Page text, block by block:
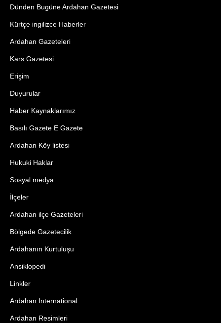
Dünden Bugüne Ardahan Gazetesi
Kürtçe ingilizce Haberler
Ardahan Gazeteleri
Kars Gazetesi
Erişim
Duyurular
Haber Kaynaklarımız
Basılı Gazete E Gazete
Ardahan Köy listesi
Hukuki Haklar
Sosyal medya
İlçeler
Ardahan ilçe Gazeteleri
Bölgede Gazetecilik
Ardahanın Kurtuluşu
Ansiklopedi
Linkler
Ardahan International
Ardahan Resimleri